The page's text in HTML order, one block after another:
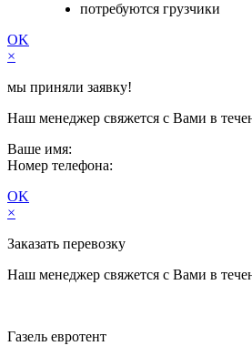
потребуются грузчики
OK
×
мы приняли заявку!
Наш менеджер свяжется с Вами в
Ваше имя:
Номер телефона:
OK
×
Заказать перевозку
Наш менеджер свяжется с Вами в
Газель евротент